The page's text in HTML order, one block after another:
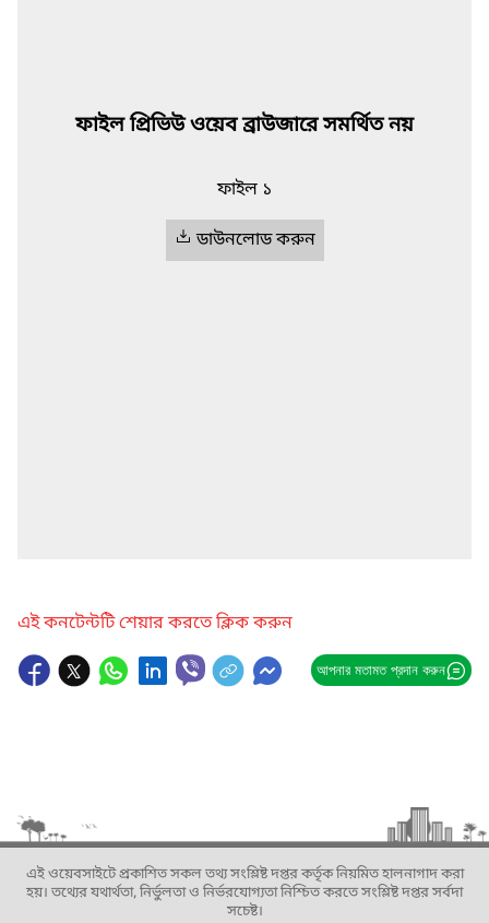
ফাইল প্রিভিউ ওয়েব ব্রাউজারে সমর্থিত নয়
ফাইল ১
ডাউনলোড করুন
এই কনটেন্টটি শেয়ার করতে ক্লিক করুন
আপনার মতামত প্রদান করুন
এই ওয়েবসাইটে প্রকাশিত সকল তথ্য সংশ্লিষ্ট দপ্তর কর্তৃক নিয়মিত হালনাগাদ করা
হয়। তথ্যের যথার্থতা, নির্ভুলতা ও নির্ভরযোগ্যতা নিশ্চিত করতে সংশ্লিষ্ট দপ্তর সর্বদা
সচেষ্ট।